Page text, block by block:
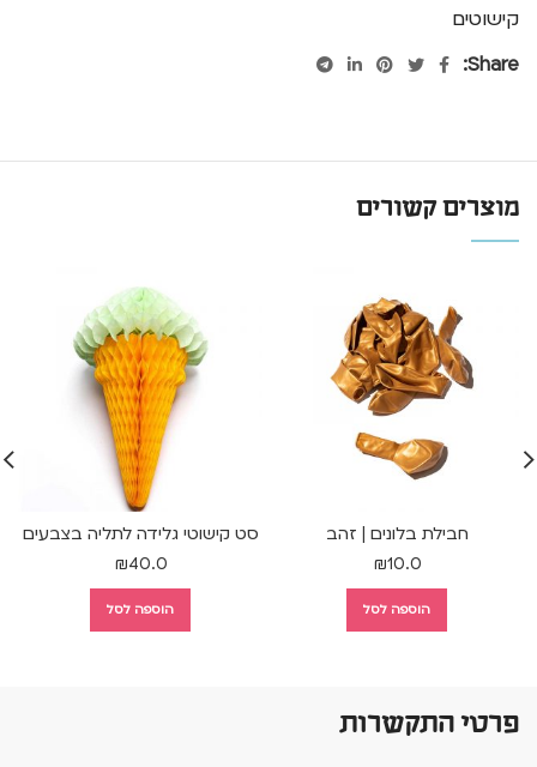
קישוטים
Share:
מוצרים קשורים
חבילת בלונים | זהב
₪10.0
הוספה לסל
סט קישוטי גלידה לתליה בצבעים
₪40.0
הוספה לסל
פרטי התקשרות